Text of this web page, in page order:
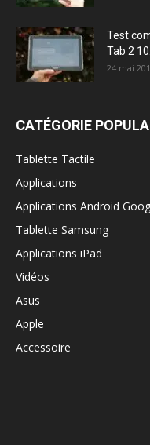
Test
Tab 2
24 mai
CATÉGORIE
Tablette Tactile
Applications
Applications Android
Tablette Samsung
Applications iPad
Vidéos
Asus
Apple
Accessoire